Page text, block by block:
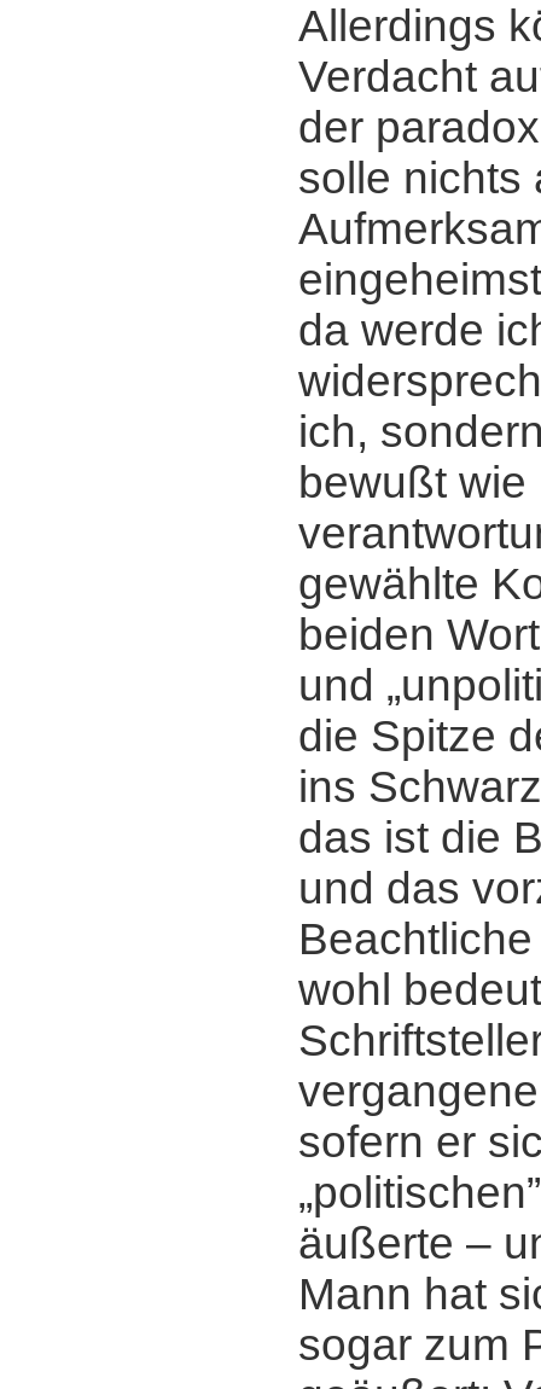
Allerdings
Verdacht
der
solle nichts
da werde
ich,
bewußt wie
gewählte
beiden
und
die Spitze
ins
das ist die
und das
wohl
sofern er
äußerte ‒
Mann hat
sogar zum